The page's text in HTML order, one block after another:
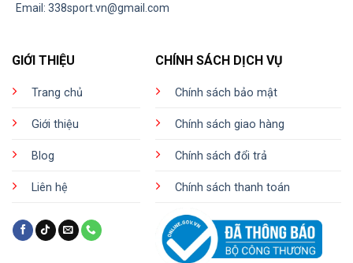
Email: 338sport.vn@gmail.com
GIỚI THIỆU
Trang chủ
Giới thiệu
Blog
Liên hệ
CHÍNH SÁCH DỊCH VỤ
Chính sách bảo mật
Chính sách giao hàng
Chính sách đổi trả
Chính sách thanh toán